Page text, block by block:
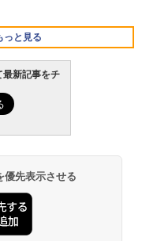
っと見る
ド - 800 Robux 【限
ムを含む】 【オンラ
ド - 1000 Robux 【限
テムを含む】 【オンラ
式テキスト 第４版
くHTML & CSSとWe
［第2版］
に優しい、かさばら
読みやすい、6週間持
シグニチャーエディ
最新記事をチ
優先表示させる